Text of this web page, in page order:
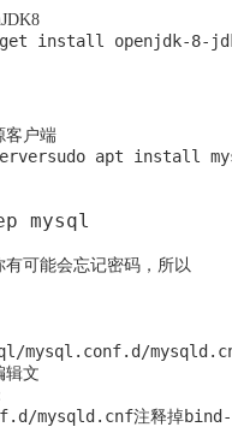
get install openjdk-8-
客户端
apt install
mysql
可能会忘记密码，所以
mysqld.cnf
辑文
mysqld.cnf注释掉